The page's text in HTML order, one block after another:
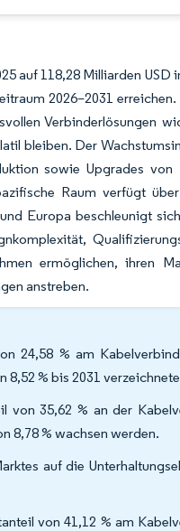
auf 118,28 Milliarden USD
2026–2031
Verbinderlösungen
bleiben. Der
sowie Upgrades von
Raum verfügt
Europa beschleunigt
ermöglichen, ihren
anstreben.
24,58 % am
% bis 2031
von 35,62 % an der
8,78 % wachsen werden.
auf die
von 41,12 % am